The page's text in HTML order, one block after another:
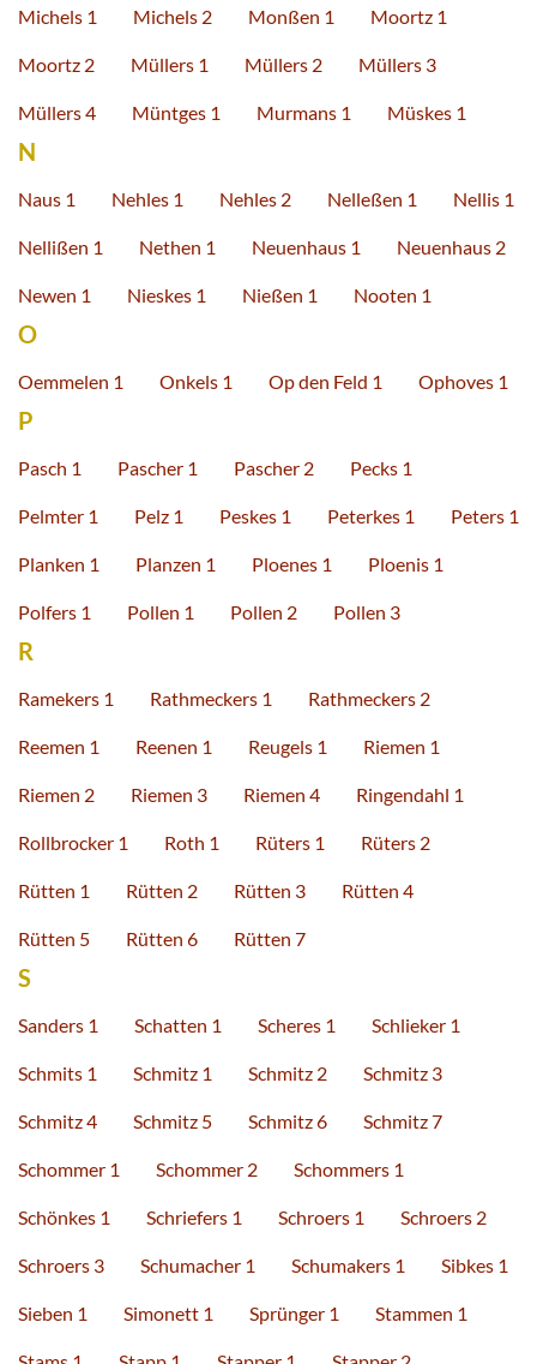
Michels 1 Michels 2 Monßen 1 Moortz 1
Moortz 2 Müllers 1 Müllers 2 Müllers 3
Müllers 4 Müntges 1 Murmans 1 Müskes 1
N
Naus 1 Nehles 1 Nehles 2 Nelleßen 1 Nellis 1
Nellißen 1 Nethen 1 Neuenhaus 1 Neuenhaus 2
Newen 1 Nieskes 1 Nießen 1 Nooten 1
O
Oemmelen 1 Onkels 1 Op den Feld 1 Ophoves 1
P
Pasch 1 Pascher 1 Pascher 2 Pecks 1
Pelmter 1 Pelz 1 Peskes 1 Peterkes 1 Peters 1
Planken 1 Planzen 1 Ploenes 1 Ploenis 1
Polfers 1 Pollen 1 Pollen 2 Pollen 3
R
Ramekers 1 Rathmeckers 1 Rathmeckers 2
Reemen 1 Reenen 1 Reugels 1 Riemen 1
Riemen 2 Riemen 3 Riemen 4 Ringendahl 1
Rollbrocker 1 Roth 1 Rüters 1 Rüters 2
Rütten 1 Rütten 2 Rütten 3 Rütten 4
Rütten 5 Rütten 6 Rütten 7
S
Sanders 1 Schatten 1 Scheres 1 Schlieker 1
Schmits 1 Schmitz 1 Schmitz 2 Schmitz 3
Schmitz 4 Schmitz 5 Schmitz 6 Schmitz 7
Schommer 1 Schommer 2 Schommers 1
Schönkes 1 Schriefers 1 Schroers 1 Schroers 2
Schroers 3 Schumacher 1 Schumakers 1 Sibkes 1
Sieben 1 Simonett 1 Sprünger 1 Stammen 1